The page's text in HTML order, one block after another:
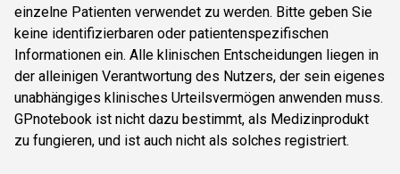
einzelne Patienten verwendet zu werden. Bitte geben Sie
keine identifizierbaren oder patientenspezifischen
Informationen ein. Alle klinischen Entscheidungen liegen in
der alleinigen Verantwortung des Nutzers, der sein eigenes
unabhängiges klinisches Urteilsvermögen anwenden muss.
GPnotebook ist nicht dazu bestimmt, als Medizinprodukt
zu fungieren, und ist auch nicht als solches registriert.